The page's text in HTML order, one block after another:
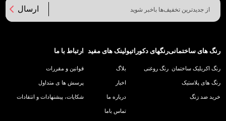
ارسال
رنگ های ساختمانی
رنگ اکریلیک ساختمان
رنگ های پلاستیک
خرید ضد زنگ
رنگهای دکوراتیو
رنگ روغنی
لینک های مفید
بلاگ
اخبار
درباره ما
تماس باما
ارتباط با ما
قوانین و مقررات
پرسش ها ی متداول
شکایات، پیشنهادات و انتقادات